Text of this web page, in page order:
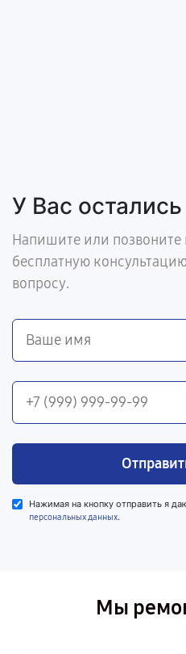
У Вас
Напишите или позвоните
бесплатную
вопросу.
Нажимая на кнопку отправить я
персональных данных.
Мы